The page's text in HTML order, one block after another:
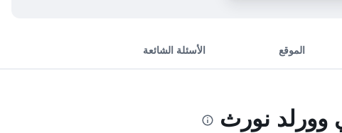
الموقع الأسئلة الشائعة